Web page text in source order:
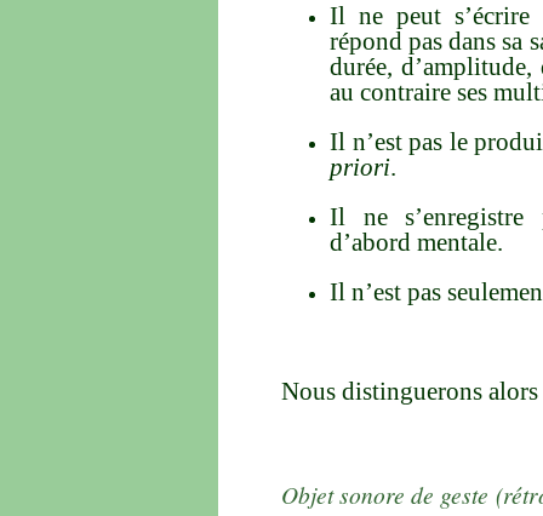
Il ne peut s’écrire
répond pas dans sa
durée,
au contraire ses
Il n’est pas le
priori.
Il ne s’enregistre
d’abord mentale.
Il n’est pas
Nous distinguerons
Objet sonore de geste